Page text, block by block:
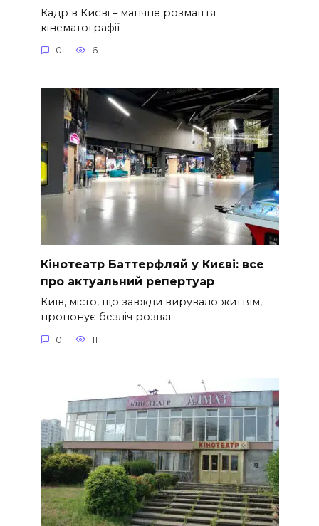
Кадр в Києві – магічне розмаїття
кінематографії
0 6
Кінотеатр Баттерфляй у Києві: все
про актуальний репертуар
Київ, місто, що завжди вирувало життям,
пропонує безліч розваг.
0 11